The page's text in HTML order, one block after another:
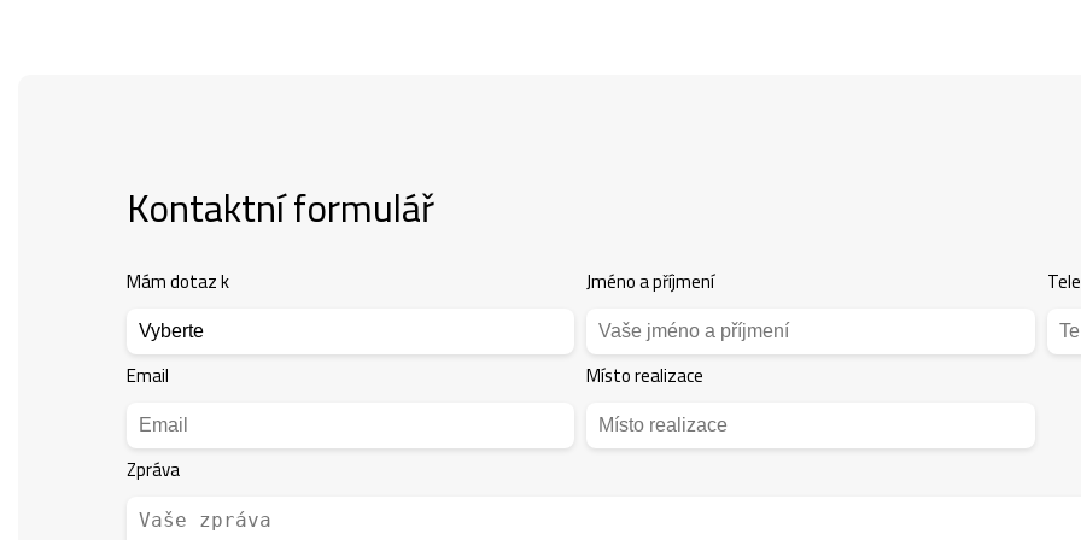
Kontaktní formulář
Mám dotaz k Jméno a příjmení
Email Místo realizace
Zpráva